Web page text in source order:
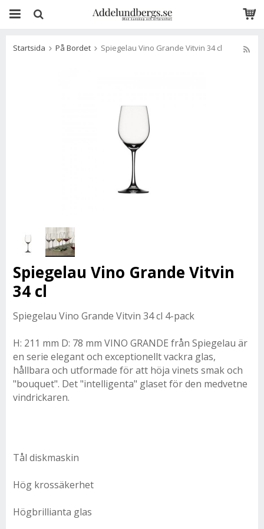
Startsida På Bordet Spiegelau Vino Grande Vitvin 34 cl
Spiegelau Vino Grande Vitvin
34 cl
Spiegelau Vino Grande Vitvin 34 cl 4-pack
H: 211 mm D: 78 mm VINO GRANDE från Spiegelau är
en serie elegant och exceptionellt vackra glas,
hållbara och utformade för att höja vinets smak och
"bouquet". Det "intelligenta" glaset för den medvetne
vindrickaren.
Tål diskmaskin
Hög krossäkerhet
Högbrillianta glas